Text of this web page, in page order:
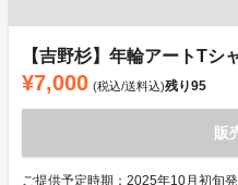
【吉野杉】年輪アートTシ
¥7,000 (税込/送料込)残り95
販
ご提供予定時期：2025年10月初旬